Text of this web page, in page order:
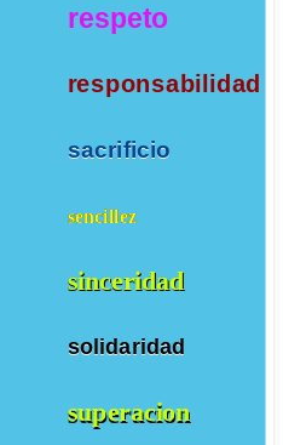
respeto
responsabilidad
sacrificio
sencillez
sinceridad
solidaridad
superacion